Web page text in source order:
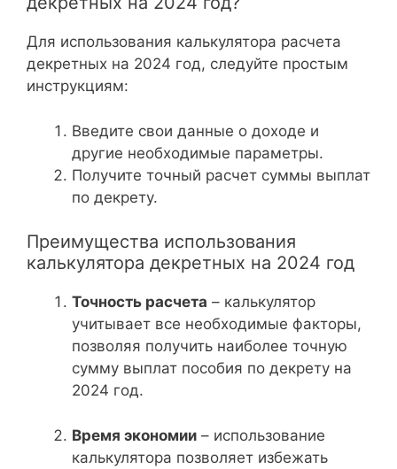
Для использования калькулятора расчета
декретных на 2024 год, следуйте простым
инструкциям:
Введите свои данные о доходе и
другие необходимые параметры.
Получите точный расчет суммы выплат
по декрету.
Преимущества использования
калькулятора декретных на 2024 год
Точность расчета – калькулятор
учитывает все необходимые факторы,
позволяя получить наиболее точную
сумму выплат пособия по декрету на
2024 год.
Время экономии – использование
калькулятора позволяет избежать